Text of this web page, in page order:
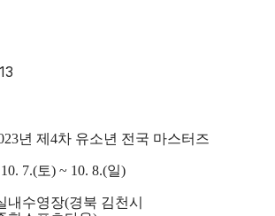
년 제 4차 유소년 전국 마스터즈
7.(토) ~ 10. 8.(일)
내수영장(경북 김천시